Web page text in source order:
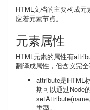
HTML文档的主要构成
应着元素节点。
元素属性
HTML元素的属性有
翻译成属性，但含义完全
attribute是HTML
期可以通过Node
类型。